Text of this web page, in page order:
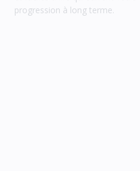
progression à long terme.